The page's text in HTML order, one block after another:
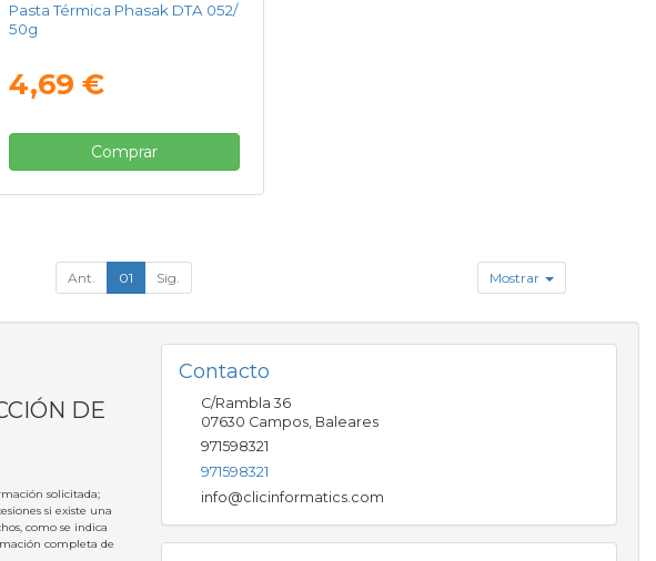
Pasta Térmica Phasak DTA 052/
50g
4,69 €
Comprar
Ant. 01 Sig. Mostrar
DE
solicitada;
si existe una
como se indica
completa de
Contacto
C/Rambla 36
07630 Campos, Baleares
971598321
971598321
info@clicinformatics.com